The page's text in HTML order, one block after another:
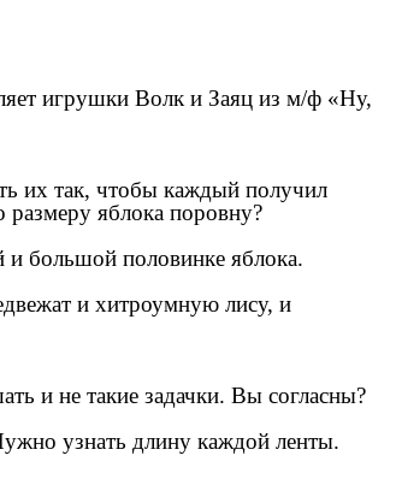
игрушки Волк и Заяц из м/ф «Ну,
их так, чтобы каждый получил
яблока поровну?
и большой половинке яблока.
и хитроумную лису, и
и не такие задачки. Вы согласны?
узнать длину каждой ленты.